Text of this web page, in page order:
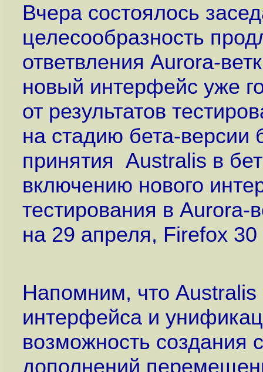
Вчера состоялось
целесообразность
ответвления Aurora-
новый интерфейс уже
от результатов
на стадию бета-версии
принятия Australis в
включению нового
тестирования в
на 29 апреля, Firefox
Напомним, что
интерфейса и
возможность создания
дополнений